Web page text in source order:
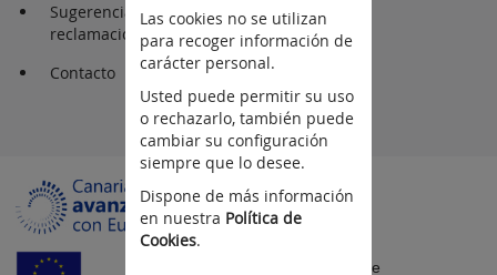
Sugerencias y
reclamaciones
Contacto
Fondo Europeo de
Las cookies no se utilizan
para recoger información de
carácter personal.
Usted puede permitir su uso
o rechazarlo, también puede
cambiar su configuración
siempre que lo desee.
Dispone de más información
en nuestra Política de
Cookies.